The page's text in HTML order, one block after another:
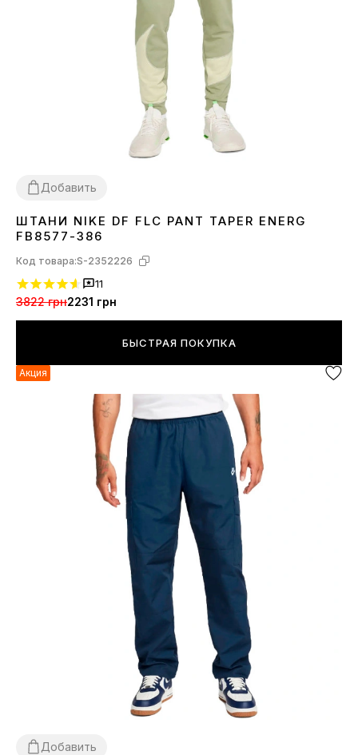
Добавить
SXL
ШТАНИ NIKE DF FLC PANT TAPER ENERG
FB8577-386
Код товара:S-2352226
11
3822 грн2231 грн
БЫСТРАЯ ПОКУПКА
Акция
Добавить